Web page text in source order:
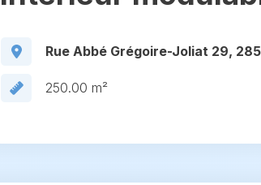
Rue Abbé Grégoire-Joliat 29,
250.00 m²